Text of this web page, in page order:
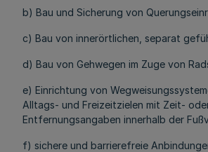
b) Bau und Sicherung von
c) Bau von innerörtlichen, separat
d) Bau von Gehwegen im Zuge von
e) Einrichtung von
Alltags- und Freizeitzielen mit Zeit-
Entfernungsangaben innerhalb der
f) sichere und barrierefreie